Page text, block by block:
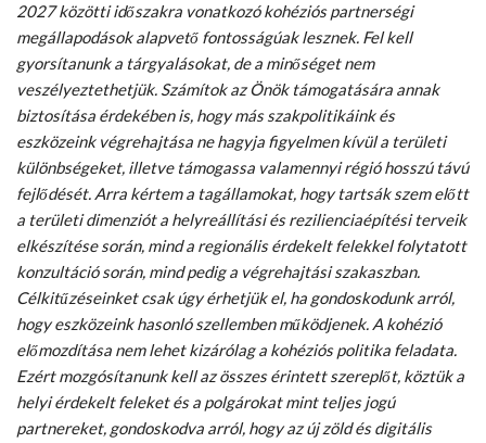
2027 közötti időszakra vonatkozó kohéziós partnerségi
megállapodások alapvető fontosságúak lesznek. Fel kell
gyorsítanunk a tárgyalásokat, de a minőséget nem
veszélyeztethetjük. Számítok az Önök támogatására annak
biztosítása érdekében is, hogy más szakpolitikáink és
eszközeink végrehajtása ne hagyja figyelmen kívül a területi
különbségeket, illetve támogassa valamennyi régió hosszú távú
fejlődését. Arra kértem a tagállamokat, hogy tartsák szem előtt
a területi dimenziót a helyreállítási és rezilienciaépítési terveik
elkészítése során, mind a regionális érdekelt felekkel folytatott
konzultáció során, mind pedig a végrehajtási szakaszban.
Célkitűzéseinket csak úgy érhetjük el, ha gondoskodunk arról,
hogy eszközeink hasonló szellemben működjenek. A kohézió
előmozdítása nem lehet kizárólag a kohéziós politika feladata.
Ezért mozgósítanunk kell az összes érintett szereplőt, köztük a
helyi érdekelt feleket és a polgárokat mint teljes jogú
partnereket, gondoskodva arról, hogy az új zöld és digitális